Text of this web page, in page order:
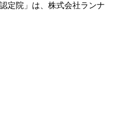
定院」は、株式会社ランナ